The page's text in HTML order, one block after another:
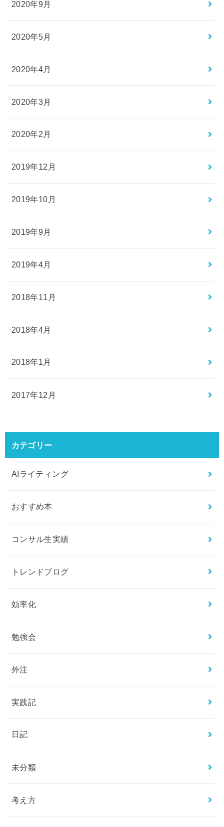
2020年9月
2020年5月
2020年4月
2020年3月
2020年2月
2019年12月
2019年10月
2019年9月
2019年4月
2018年11月
2018年4月
2018年1月
2017年12月
カテゴリー
AIライティング
おすすめ本
コンサル生実績
トレンドブログ
効率化
勉強会
外注
実践記
日記
未分類
考え方